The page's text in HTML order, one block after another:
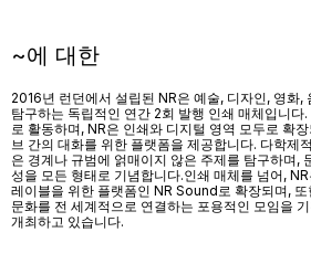
~에 대한
2016년 런던에서 설립된 NR은 예술, 디자인, 영화,
탐구하는 독립적인 연간 2회 발행 인쇄 매체입니다
로 활동하며, NR은 인쇄와 디지털 영역 모두로 확
브 간의 대화를 위한 플랫폼을 제공합니다. 다학제
은 경계나 규범에 얽매이지 않은 주제를 탐구하며,
성을 모든 형태로 기념합니다.인쇄 매체를 넘어, NR
레이블을 위한 플랫폼인 NR Sound 로 확장되며, 또
문화를 전 세계적으로 연결하는 포용적인 모임을
개최하고 있습니다.